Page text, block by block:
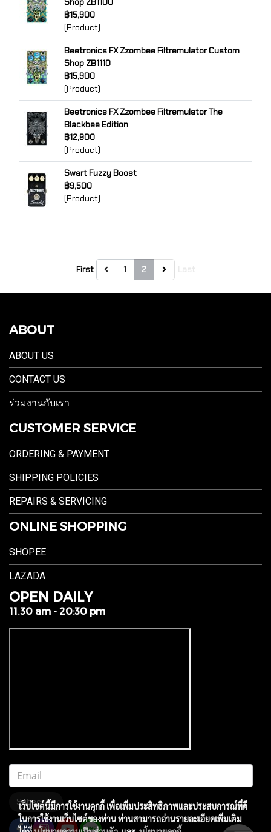
฿15,900
(Product)
Beetronics FX Zzombee Filtremulator Custom
Shop ZB1110
฿15,900
(Product)
Beetronics FX Zzombee Filtremulator The
Blackbee Edition
฿12,900
(Product)
Swart Fuzzy Boost
฿9,500
(Product)
First 1 2
ABOUT
ABOUT US
CONTACT US
ร่วมงานกับเรา
CUSTOMER SERVICE
ORDERING & PAYMENT
SHIPPING POLICIES
REPAIRS & SERVICING
ONLINE SHOPPING
SHOPEE
LAZADA
OPEN DAILY
11.30 am - 20:30 pm
Subscribe
เว็บไซต์นี้มีการใช้งานคุกกี้ เพื่อเพิ่มประสิทธิภาพและประสบการณ์ที่ดี
ในการใช้งานเว็บไซต์ของท่าน ท่านสามารถอ่านรายละเอียดเพิ่มเติม